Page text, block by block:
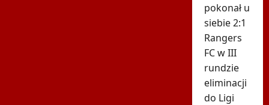
pokonał u
siebie 2:1
Rangers
FC w III
rundzie
eliminacji
do Ligi